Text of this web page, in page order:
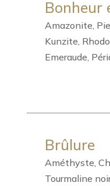
Bonheur
Amazonite,
Kunzite,
Emeraude,
Brûlure
Améthyste,
Tourmaline